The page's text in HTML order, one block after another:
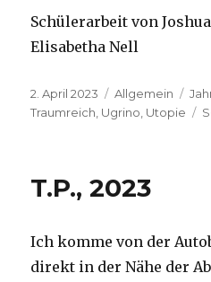
Schülerarbeit von
Elisabetha Nell
Veröffentlicht
am
2. April 2023 Kategorien
Allgemein
Traumreich Ugrino Utopie
T.P., 2023
Ich komme von der
direkt in der Nähe der